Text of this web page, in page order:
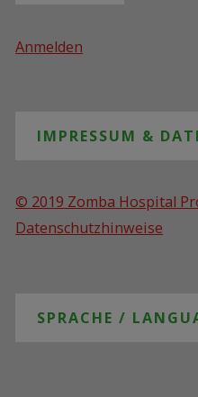
Anmelden
IMPRESSUM &
© 2019 Zomba Hospital
Datenschutzhinweise
SPRACHE /